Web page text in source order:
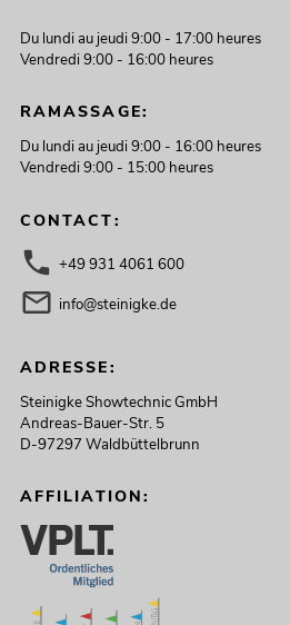
Du lundi au jeudi 9:00 - 17:00 heures
Vendredi 9:00 - 16:00 heures
RAMASSAGE:
Du lundi au jeudi 9:00 - 16:00 heures
Vendredi 9:00 - 15:00 heures
CONTACT:
+49 931 4061 600
info@steinigke.de
ADRESSE:
Steinigke Showtechnic GmbH
Andreas-Bauer-Str. 5
D-97297 Waldbüttelbrunn
AFFILIATION: